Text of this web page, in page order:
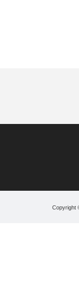
Copyright